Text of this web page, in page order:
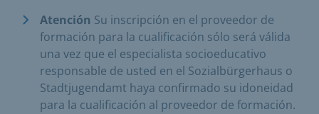
Atención Su inscripción en el proveedor de
formación para la cualificación sólo será válida
una vez que el especialista socioeducativo
responsable de usted en el Sozialbürgerhaus o
Stadtjugendamt haya confirmado su idoneidad
para la cualificación al proveedor de formación.